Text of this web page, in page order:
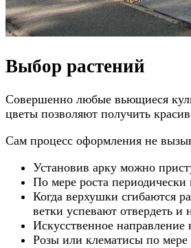
Выбор растений
Совершенно любые вьющиеся
цветы позволяют получить
Сам процесс оформления не
Установив арку можно
По мере роста
Когда верхушки сгибаются
ветки успевают отвердеть и
Искусственное
Розы или клематисы по мере